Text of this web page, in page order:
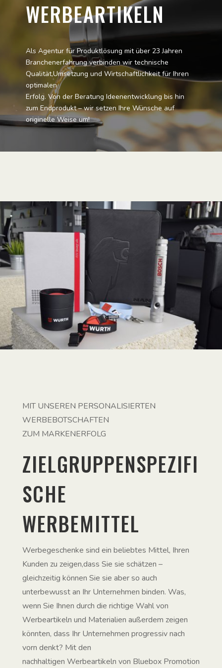
WERBEARTIKELN
Als Agentur für Produktlösung mit über 23 Jahren
Branchenerfahrung verbinden wir technische
Qualität,Umsetzung und Wirtschaftlichkeit für Ihren
optimalen
Erfolg. Von der Beratung Ideenentwicklung bis hin
zum Endprodukt – wir setzen Ihre Wünsche auf
originelle Weise um!
MIT UNSEREN PERSONALISIERTEN
WERBEBOTSCHAFTEN
ZUM MARKENERFOLG
ZIELGRUPPENSPEZIFI
SCHE
WERBEMITTEL
Werbegeschenke sind ein beliebtes Mittel, Ihren
Kunden zu zeigen,dass Sie sie schätzen –
gleichzeitig können Sie sie aber so auch
unterbewusst an Ihr Unternehmen binden. Was,
wenn Sie Ihnen durch die richtige Wahl von
Werbeartikeln und Materialien außerdem zeigen
könnten, dass Ihr Unternehmen progressiv nach
vorn denkt? Mit den
nachhaltigen Werbeartikeln von Bluebox Promotion